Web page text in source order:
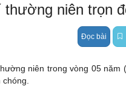
Giáo dục
Emagazine
thường niên trọn
Đọc bài
niên trong vòng 05 năm